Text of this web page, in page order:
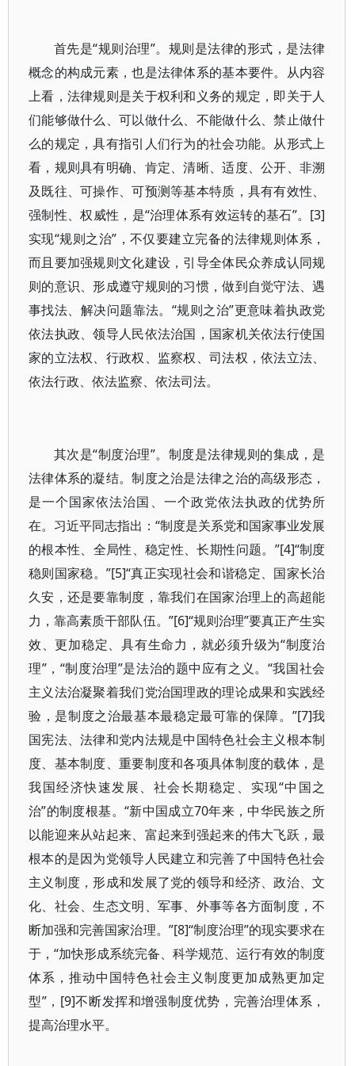
首先是“规则治理”。规则是法律的形式，是法律
概念的构成元素，也是法律体系的基本要件。从内容
上看，法律规则是关于权利和义务的规定，即关于人
们能够做什么、可以做什么、不能做什么、禁止做什
么的规定，具有指引人们行为的社会功能。从形式上
看，规则具有明确、肯定、清晰、适度、公开、非溯
及既往、可操作、可预测等基本特质，具有有效性、
强制性、权威性，是“治理体系有效运转的基石”。[3]
实现“规则之治”，不仅要建立完备的法律规则体系，
而且要加强规则文化建设，引导全体民众养成认同规
则的意识、形成遵守规则的习惯，做到自觉守法、遇
事找法、解决问题靠法。“规则之治”更意味着执政党
依法执政、领导人民依法治国，国家机关依法行使国
家的立法权、行政权、监察权、司法权，依法立法、
依法行政、依法监察、依法司法。
其次是“制度治理”。制度是法律规则的集成，是
法律体系的凝结。制度之治是法律之治的高级形态，
是一个国家依法治国、一个政党依法执政的优势所
在。习近平同志指出：“制度是关系党和国家事业发展
的根本性、全局性、稳定性、长期性问题。”[4]“制度
稳则国家稳。”[5]“真正实现社会和谐稳定、国家长治
久安，还是要靠制度，靠我们在国家治理上的高超能
力，靠高素质干部队伍。”[6]“规则治理”要真正产生实
效、更加稳定、具有生命力，就必须升级为“制度治
理”，“制度治理”是法治的题中应有之义。“我国社会
主义法治凝聚着我们党治国理政的理论成果和实践经
验，是制度之治最基本最稳定最可靠的保障。”[7]我
国宪法、法律和党内法规是中国特色社会主义根本制
度、基本制度、重要制度和各项具体制度的载体，是
我国经济快速发展、社会长期稳定、实现“中国之
治”的制度根基。“新中国成立70年来，中华民族之所
以能迎来从站起来、富起来到强起来的伟大飞跃，最
根本的是因为党领导人民建立和完善了中国特色社会
主义制度，形成和发展了党的领导和经济、政治、文
化、社会、生态文明、军事、外事等各方面制度，不
断加强和完善国家治理。”[8]“制度治理”的现实要求在
于，“加快形成系统完备、科学规范、运行有效的制度
体系，推动中国特色社会主义制度更加成熟更加定
型”，[9]不断发挥和增强制度优势，完善治理体系，
提高治理水平。